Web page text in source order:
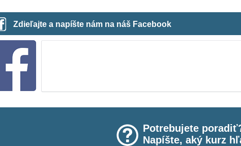
Zdieľajte a napíšte nám na náš Facebook
Potrebujete
Napíšte, aký kurz